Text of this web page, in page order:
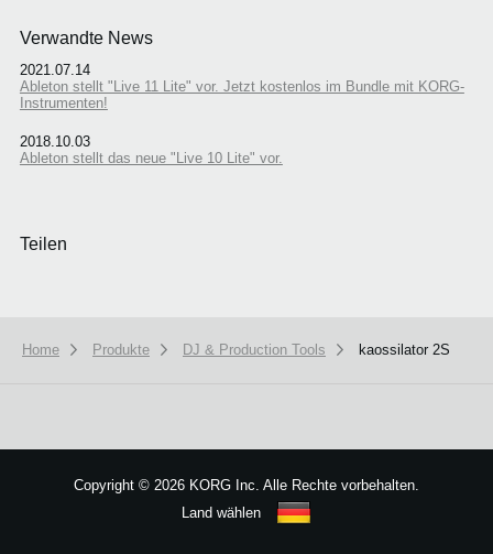
Verwandte News
2021.07.14
Ableton stellt "Live 11 Lite" vor. Jetzt kostenlos im Bundle mit KORG-
Instrumenten!
2018.10.03
Ableton stellt das neue "Live 10 Lite" vor.
Teilen
Home Produkte DJ & Production Tools kaossilator 2S
Copyright © 2026 KORG Inc. Alle Rechte vorbehalten.
Land wählen